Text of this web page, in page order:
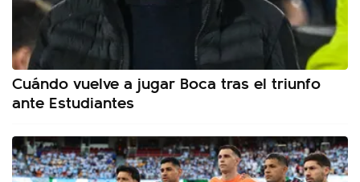
Cuándo vuelve a jugar Boca tras el triunfo
ante Estudiantes